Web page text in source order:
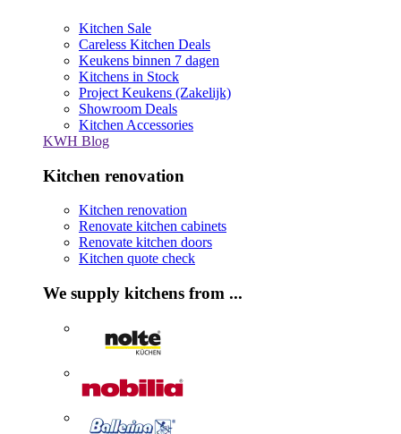
Kitchen Sale
Careless Kitchen Deals
Keukens binnen 7 dagen
Kitchens in Stock
Project Keukens (Zakelijk)
Showroom Deals
Kitchen Accessories
KWH Blog
Kitchen renovation
Kitchen renovation
Renovate kitchen cabinets
Renovate kitchen doors
Kitchen quote check
We supply kitchens from ...